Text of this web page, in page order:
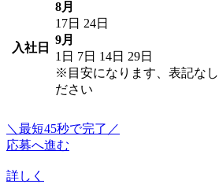
入社日
8月
17日 24日
9月
1日 7日 14日 29日
※目安になります、表記な
ださい
＼最短45秒で完了／
応募へ進む
詳しく